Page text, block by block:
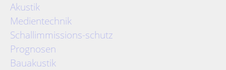
Akustik
Medientechnik
Schallimmissions-schutz
Prognosen
Bauakustik